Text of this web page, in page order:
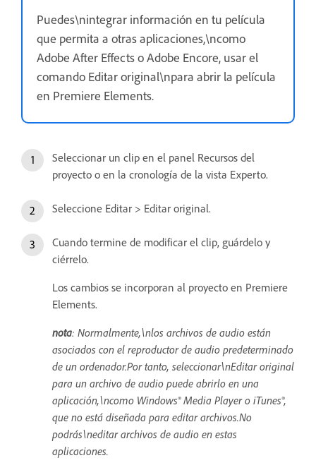
Puedes\nintegrar información en tu película
que permita a otras aplicaciones,\ncomo
Adobe After Effects o Adobe Encore, usar el
comando Editar original\npara abrir la película
en Premiere Elements.
Seleccionar un clip en el panel Recursos del
proyecto o en la cronología de la vista Experto.
Seleccione Editar > Editar original.
Cuando termine de modificar el clip, guárdelo y
ciérrelo.
Los cambios se incorporan al proyecto en Premiere
Elements.
nota: Normalmente,\nlos archivos de audio están
asociados con el reproductor de audio predeterminado
de un ordenador.Por tanto, seleccionar\nEditar original
para un archivo de audio puede abrirlo en una
aplicación,\ncomo Windows® Media Player o iTunes®,
que no está diseñada para editar archivos.No
podrás\neditar archivos de audio en estas
aplicaciones.